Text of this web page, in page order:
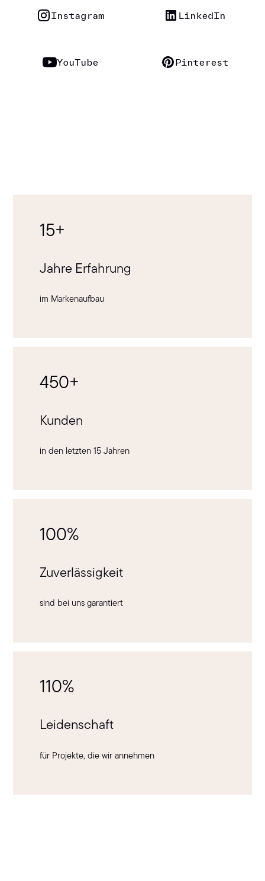
Instagram LinkedIn
YouTube Pinterest
15+
Jahre Erfahrung
im Markenaufbau
450+
Kunden
in den letzten 15 Jahren
100%
Zuverlässigkeit
sind bei uns garantiert
110%
Leidenschaft
für Projekte, die wir annehmen